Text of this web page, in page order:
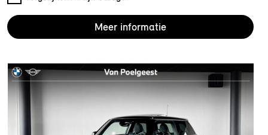
Meer informatie